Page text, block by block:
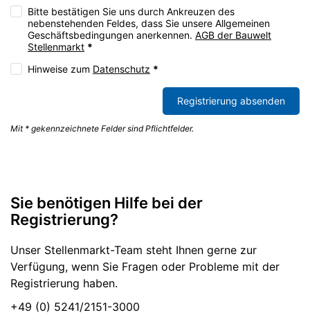
Bitte bestätigen Sie uns durch Ankreuzen des
nebenstehenden Feldes, dass Sie unsere Allgemeinen
Geschäftsbedingungen anerkennen. AGB der Bauwelt
Stellenmarkt *
Hinweise zum Datenschutz *
Registrierung absenden
Mit * gekennzeichnete Felder sind Pflichtfelder.
Sie benötigen Hilfe bei der
Registrierung?
Unser Stellenmarkt-Team steht Ihnen gerne zur
Verfügung, wenn Sie Fragen oder Probleme mit der
Registrierung haben.
+49 (0) 5241/2151-3000